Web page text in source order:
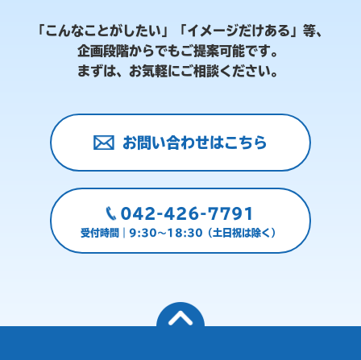
「こんなことがしたい」「イメージだけある」等、
企画段階からでもご提案可能です。
まずは、お気軽にご相談ください。
お問い合わせはこちら
042-426-7791
受付時間｜9:30～18:30（土日祝は除く）